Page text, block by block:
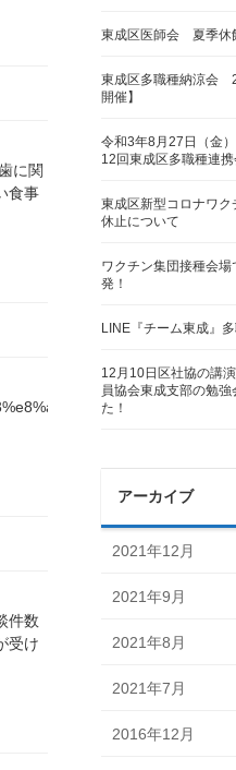
に関
食事
件数
受け
東成区医師会 夏季休
東成区多職種納涼会
開催】
令和3年8月27日（金
12回東成区多職種連
東成区新型コロナワ
休止について
ワクチン集団接種会
発！
LINE『チーム東成』
12月10日区社協の講
員協会東成支部の勉強
た！
アーカイブ
2021年12月
2021年9月
2021年8月
2021年7月
2016年12月